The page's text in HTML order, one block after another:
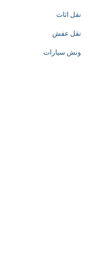
o
f
نقل اثاث
نقل عفش
ونش سيارات